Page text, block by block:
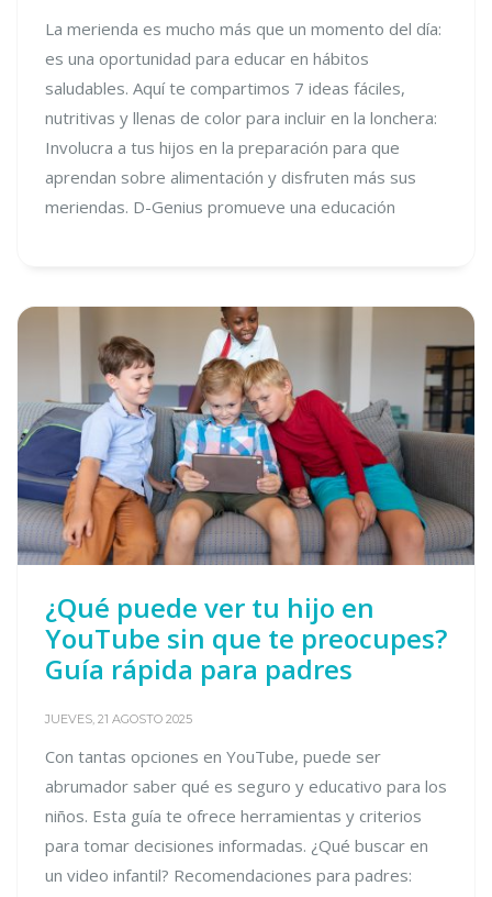
La merienda es mucho más que un momento del día:
es una oportunidad para educar en hábitos
saludables. Aquí te compartimos 7 ideas fáciles,
nutritivas y llenas de color para incluir en la lonchera:
Involucra a tus hijos en la preparación para que
aprendan sobre alimentación y disfruten más sus
meriendas. D-Genius promueve una educación
¿Qué puede ver tu hijo en
YouTube sin que te preocupes?
Guía rápida para padres
JUEVES, 21 AGOSTO 2025
Con tantas opciones en YouTube, puede ser
abrumador saber qué es seguro y educativo para los
niños. Esta guía te ofrece herramientas y criterios
para tomar decisiones informadas. ¿Qué buscar en
un video infantil? Recomendaciones para padres: